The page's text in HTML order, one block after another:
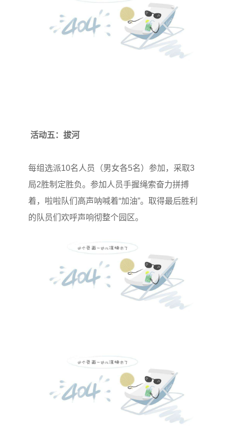
活动五：拔河
每组选派10名人员（男女各5名）参加，采取3
局2胜制定胜负。参加人员手握绳索奋力拼搏
着，啦啦队们高声呐喊着“加油”。取得最后胜利
的队员们欢呼声响彻整个园区。